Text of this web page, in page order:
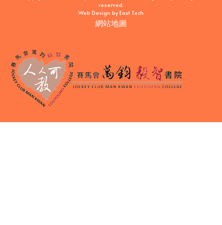
reserved.
Web Design byEast Tech
網站地圖